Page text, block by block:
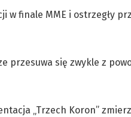
w finale MME i ostrzegły
przesuwa się zwykle z
„Trzech Koron”